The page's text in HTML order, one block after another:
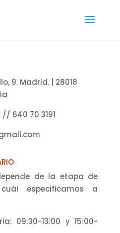
9. Madrid. | 28018
// 640 70 3191
de la etapa de
especificamos a
09:30-13:00 y 15:00-